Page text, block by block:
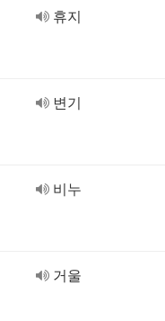
휴지
변기
비누
거울